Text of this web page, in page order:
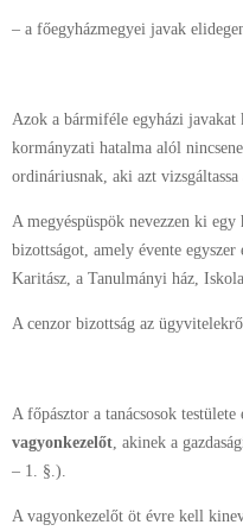
– a főegyházmegyei javak
Azok a bármiféle egyházi javakat
kormányzati hatalma alól
ordináriusnak, aki azt
A megyéspüspök nevezzen ki
bizottságot, amely évente
Karitász, a Tanulmányi ház,
A cenzor bizottság az
A főpásztor a tanácsosok
vagyonkezelőt, akinek a
– 1. §.).
A vagyonkezelőt öt évre kell